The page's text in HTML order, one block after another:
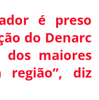
é preso
do Denarc
maiores
região”, diz